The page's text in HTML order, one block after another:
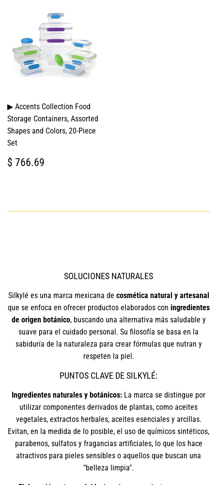
▶ Accents Collection Food
Storage Containers, Assorted
Shapes and Colors, 20-Piece
Set
PRECIO
HABITUAL
$ 766.69
SOLUCIONES NATURALES
Silkylé es una marca mexicana de cosmética natural y artesanal
que se enfoca en ofrecer productos elaborados con ingredientes
de origen botánico, buscando una alternativa más saludable y
suave para el cuidado personal. Su filosofía se basa en la
sabiduría de la naturaleza para crear fórmulas que nutran y
respeten la piel.
PUNTOS CLAVE DE SILKYLÉ:
Ingredientes naturales y botánicos: La marca se distingue por
utilizar componentes derivados de plantas, como aceites
vegetales, extractos herbales, aceites esenciales y arcillas.
Evitan, en la medida de lo posible, el uso de químicos sintéticos,
parabenos, sulfatos y fragancias artificiales, lo que los hace
atractivos para pieles sensibles o aquellos que buscan una
"belleza limpia".